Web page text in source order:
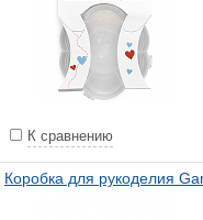
К сравнению
Коробка для рукоделия